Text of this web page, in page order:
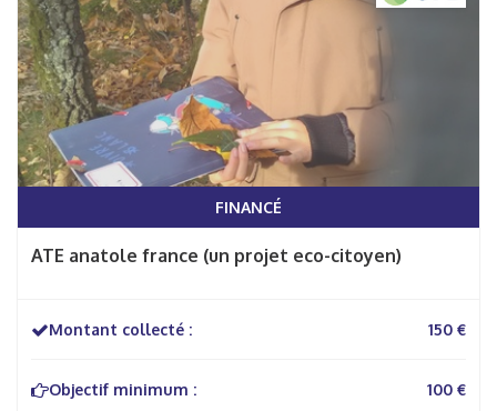
FINANCÉ
ATE anatole france (un projet eco-citoyen)
Montant collecté : 150 €
Objectif minimum :
100 €